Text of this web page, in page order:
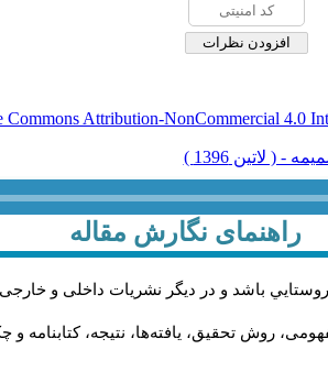
Commons Attribution-NonCommercial 4.0
راهنمای نگارش مقاله
باشد و در دیگر نشریات داخلی و
روش تحقیق، یافته‌ها، نتیجه، کتابنامه و